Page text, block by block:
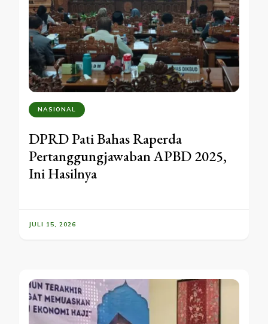
NASIONAL
DPRD Pati Bahas Raperda
Pertanggungjawaban APBD 2025,
Ini Hasilnya
JULI 15, 2026